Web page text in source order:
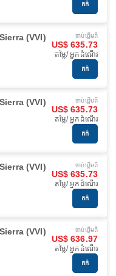
កក់
(VVI) ចាប់ផ្ដើមពី
US$ 635.73
តម្លៃ/ អ្នកដំណើរ
កក់
(VVI) ចាប់ផ្ដើមពី
US$ 635.73
តម្លៃ/ អ្នកដំណើរ
កក់
(VVI) ចាប់ផ្ដើមពី
US$ 635.73
តម្លៃ/ អ្នកដំណើរ
កក់
(VVI) ចាប់ផ្ដើមពី
US$ 636.97
តម្លៃ/ អ្នកដំណើរ
កក់